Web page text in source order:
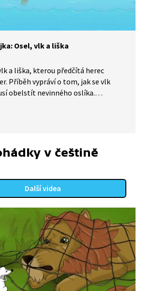
Osel, vlk a liška
a liška, kterou předčítá herec
Příběh vypráví o tom, jak se vlk
obelstít nevinného oslíka.
plán překazí.
v češtině
Další videa